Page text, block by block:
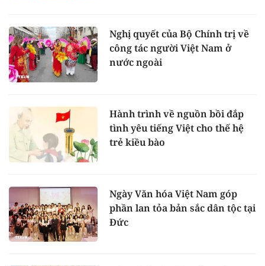
Nghị quyết của Bộ Chính trị về
công tác người Việt Nam ở
nước ngoài
Hành trình về nguồn bồi đắp
tình yêu tiếng Việt cho thế hệ
trẻ kiều bào
Ngày Văn hóa Việt Nam góp
phần lan tỏa bản sắc dân tộc tại
Đức